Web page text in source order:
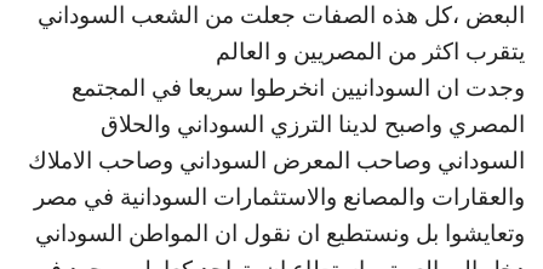
البعض ،كل هذه الصفات جعلت من الشعب السوداني
يتقرب اكثر من المصريين و العالم
وجدت ان السودانيين انخرطوا سريعا في المجتمع
المصري واصبح لدينا الترزي السوداني والحلاق
السوداني وصاحب المعرض السوداني وصاحب الاملاك
والعقارات والمصانع والاستثمارات السودانية في مصر
وتعايشوا بل ونستطيع ان نقول ان المواطن السوداني